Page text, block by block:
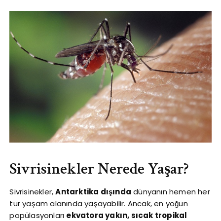
Sivrisinekler Nerede Yaşar?
Sivrisinekler,Antarktika dışında dünyanın hemen her
tür yaşam alanında yaşayabilir. Ancak, en yoğun
popülasyonları ekvatora yakın, sıcak tropikal